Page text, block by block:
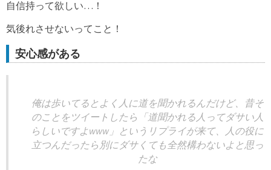
自信持って欲しい…！
気後れさせないってこと！
安心感がある
俺は歩いてるとよく人に道を聞かれるんだけど、昔そ
のことをツイートしたら「道聞かれる人ってダサい人
らしいですよwww」というリプライが来て、人の役に
立つんだったら別にダサくても全然構わないよと思っ
たな